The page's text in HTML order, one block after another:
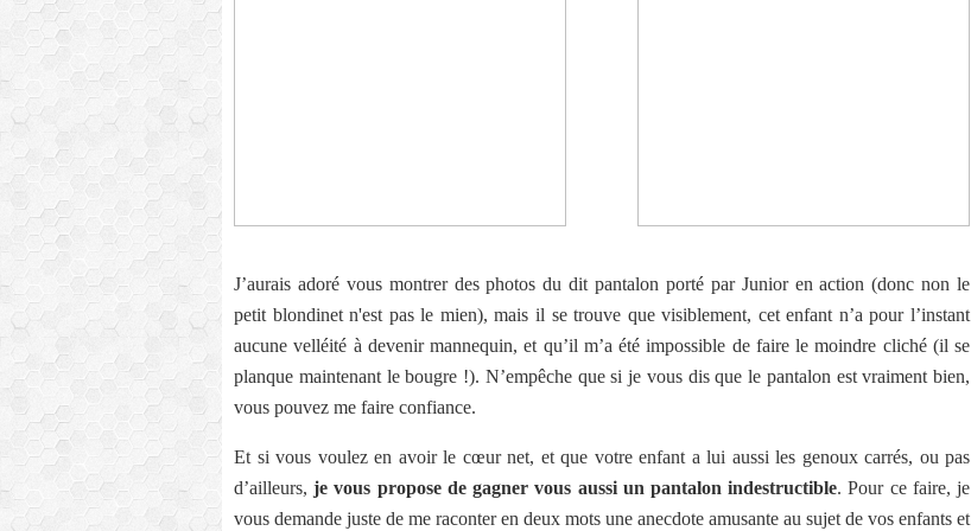
J’aurais adoré vous montrer des photos du dit pantalon porté par Junior en action (donc non le
petit blondinet n'est pas le mien), mais il se trouve que visiblement, cet enfant n’a pour l’instant
aucune velléité à devenir mannequin, et qu’il m’a été impossible de faire le moindre cliché (il se
planque maintenant le bougre !). N’empêche que si je vous dis que le pantalon est vraiment bien,
vous pouvez me faire confiance.
Et si vous voulez en avoir le cœur net, et que votre enfant a lui aussi les genoux carrés, ou pas
d’ailleurs,je vous propose de gagner vous aussi un pantalon indestructible. Pour ce faire, je
vous demande juste de me raconter en deux mots une anecdote amusante au sujet de vos enfants et